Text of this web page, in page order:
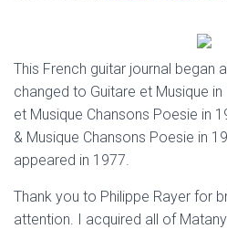
This French guitar journal began
changed to Guitare et Musique
et Musique Chansons Poesie in
& Musique Chansons Poesie in
appeared in 1977.
Thank you to Philippe Rayer for
attention. I acquired all of